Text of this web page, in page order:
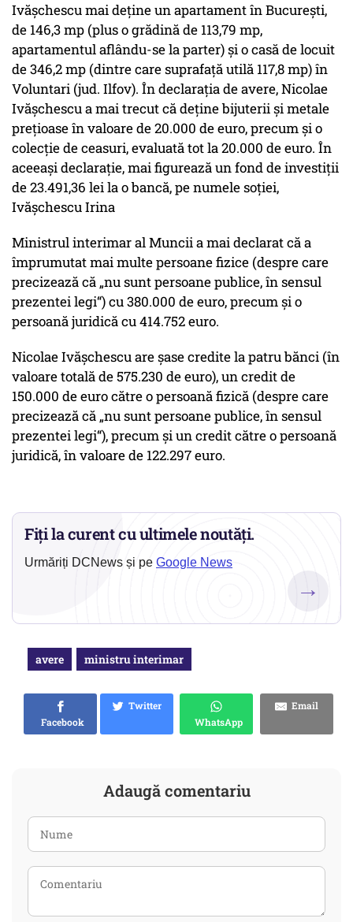
Ivăşchescu mai deţine un apartament în Bucureşti,
de 146,3 mp (plus o grădină de 113,79 mp,
apartamentul aflându-se la parter) şi o casă de locuit
de 346,2 mp (dintre care suprafaţă utilă 117,8 mp) în
Voluntari (jud. Ilfov). În declaraţia de avere, Nicolae
Ivăşchescu a mai trecut că deţine bijuterii şi metale
preţioase în valoare de 20.000 de euro, precum şi o
colecţie de ceasuri, evaluată tot la 20.000 de euro. În
aceeaşi declaraţie, mai figurează un fond de investiţii
de 23.491,36 lei la o bancă, pe numele soţiei,
Ivăşchescu Irina
Ministrul interimar al Muncii a mai declarat că a
împrumutat mai multe persoane fizice (despre care
precizează că „nu sunt persoane publice, în sensul
prezentei legi“) cu 380.000 de euro, precum şi o
persoană juridică cu 414.752 euro.
Nicolae Ivăşchescu are şase credite la patru bănci (în
valoare totală de 575.230 de euro), un credit de
150.000 de euro către o persoană fizică (despre care
precizează că „nu sunt persoane publice, în sensul
prezentei legi“), precum şi un credit către o persoană
juridică, în valoare de 122.297 euro.
Fiți la curent cu ultimele noutăți.
Urmăriți DCNews și pe Google News
→
avere ministru interimar
Facebook
Twitter
WhatsApp
Email
Adaugă comentariu